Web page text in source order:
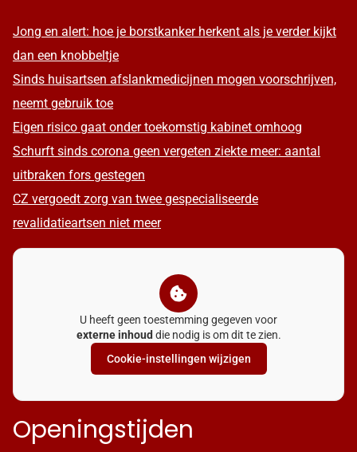
Jong en alert: hoe je borstkanker herkent als je verder kijkt
dan een knobbeltje
Sinds huisartsen afslankmedicijnen mogen voorschrijven,
neemt gebruik toe
Eigen risico gaat onder toekomstig kabinet omhoog
Schurft sinds corona geen vergeten ziekte meer: aantal
uitbraken fors gestegen
CZ vergoedt zorg van twee gespecialiseerde
revalidatieartsen niet meer
U heeft geen toestemming gegeven voor
externe inhoud die nodig is om dit te zien.
Cookie-instellingen wijzigen
Openingstijden